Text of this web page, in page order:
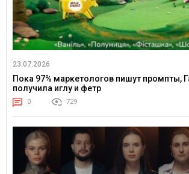
23.07.2026
Пока 97% маркетологов пишут промпты,
получила иглу и фетр
0 729